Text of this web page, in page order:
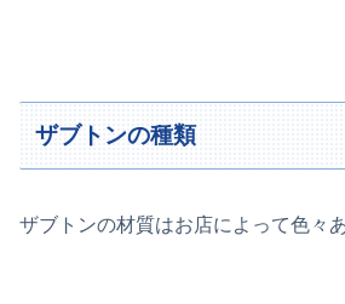
ザブトンの種類
ザブトンの材質はお店によって色々